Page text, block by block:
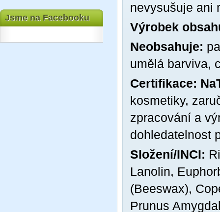
Jsme na Facebooku
nevysušuje ani
Výrobek
Neobsahuje:
umělá barviva,
Certifikace:
kosmetiky,
zpracování a
dohledatelnost
Složení/INCI:
Lanolin,
(Beeswax),
Prunus